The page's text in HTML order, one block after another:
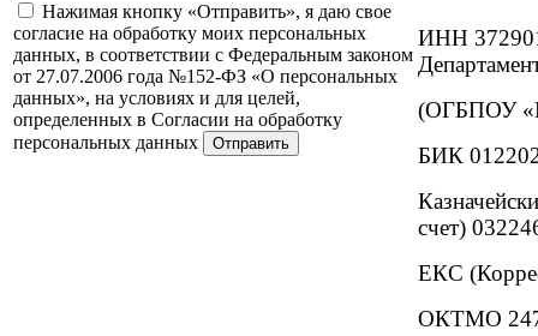
Нажимая кнопку «Отправить», я даю свое
согласие на обработку моих персональных
данных, в соответствии с Федеральным законом
от 27.07.2006 года №152-ФЗ «О персональных
данных», на условиях и для целей,
определенных в Согласии на обработку
персональных данных
ИНН
(ОГБПОУ
БИК
счет)
ЕКС
ОКТМО